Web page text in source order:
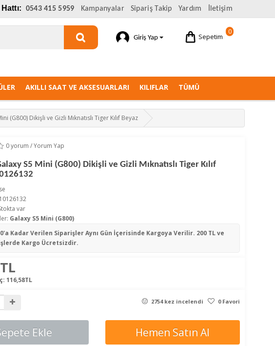
0543 415 5959 Kampanyalar Sipariş Takip Yardım İletişim
0
Sepetim
Giriş Yap
AKILLI SAAT VE AKSESUARLARI KILIFLAR TÜMÜ
(G800) Dikişli ve Gizli Mıknatıslı Tiger Kılıf Beyaz
0 yorum /Yorum Yap
S5 Mini (G800) Dikişli ve Gizli Mıknatıslı Tiger Kılıf
var
Galaxy S5 Mini (G800)
Kadar Verilen SiparişlerAynı Gün İçerisinde Kargoya Verilir. 200 TL ve
Kargo Ücretsizdir.
116,58TL
2754 kez incelendi 0 Favori
Ekle Hemen Satın Al